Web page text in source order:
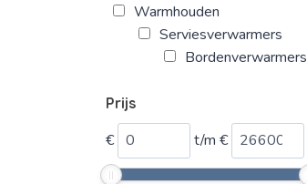
Warmhouden
Serviesverwarmers
Bordenverwarmers
Prijs
€ t/m €